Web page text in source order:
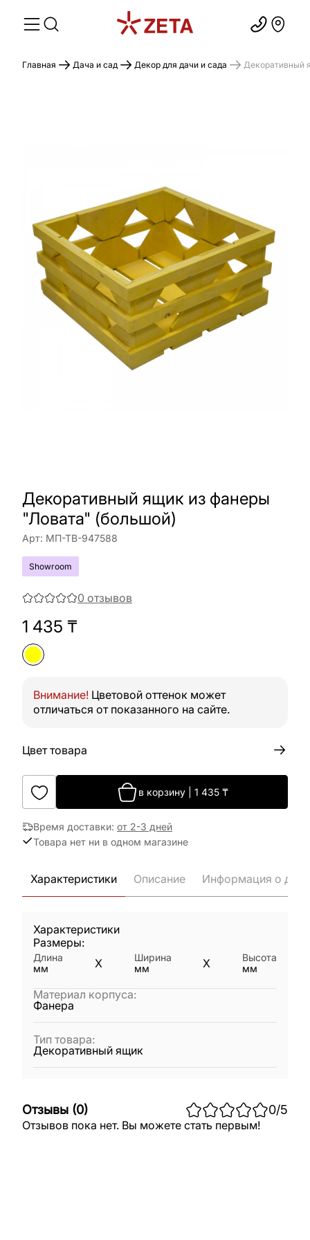
Главная Дача и сад Декор для дачи и сада Декоративный
Декоративный ящик из фанеры
"Ловата" (большой)
Арт: МП-ТВ-947588
Showroom
0 отзывов
1 435 ₸
Внимание! Цветовой оттенок может
отличаться от показанного на сайте.
Цвет товара
в корзину| 1 435₸
Время доставки: от 2-3 дней
Товара нет ни в одном магазине
Характеристики Описание Информация о
Характеристики
Размеры:
Длина
мм
X
Ширина
мм
X
Высота
мм
Материал корпуса:
Фанера
Тип товара:
Декоративный ящик
Отзывы (0) 0/5
Отзывов пока нет. Вы можете стать первым!